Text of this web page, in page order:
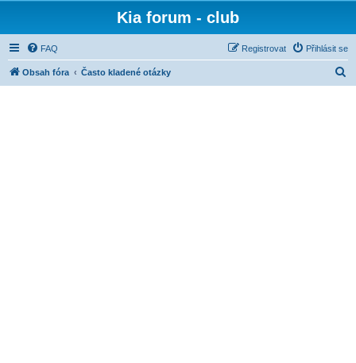
Kia forum - club
FAQ Přihlásit se
Registrovat
Obsah fóra Často kladené otázky